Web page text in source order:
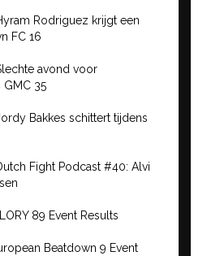
Rodriguez krijgt een
FC 16
avond voor
GMC 35
Bakkes schittert tijdens
Fight Podcast #40: Alvi
89 Event Results
Beatdown 9 Event